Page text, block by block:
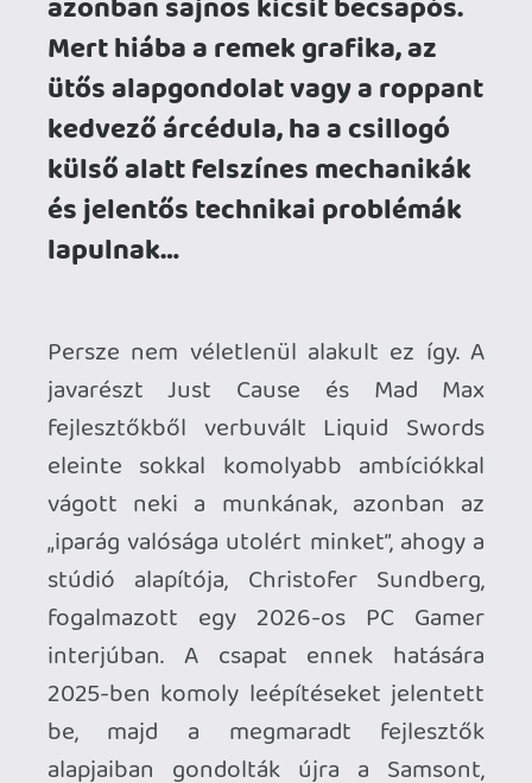
Persze nem véletlenül alakult ez így. A
javarészt Just Cause és Mad Max
fejlesztőkből verbuvált Liquid Swords
eleinte sokkal komolyabb ambíciókkal
vágott neki a munkának, azonban az
„iparág valósága utolért minket”, ahogy a
stúdió alapítója, Christofer Sundberg,
fogalmazott egy 2026-os PC Gamer
interjúban. A csapat ennek hatására
alapjaiban gondolták újra a Samsont,
hogy annak kiterjedése jobban
illeszkedjen a szűkös anyagi
lehetőségeikhez. És bár a végeredmény a
legtöbb tekintetben roppant fapados
lett, a játékon így is érződik, hogy
tehetséges emberek dolgoztak rajta,
csak épp nem maradt elég idejük a
befejezésére, kikerekítésére.